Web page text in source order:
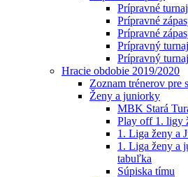
Prípravné
Prípravné
Prípravné
Prípravný
Prípravný
Hracie obdobie 2019/2020
Zoznam trénerov pre
Ženy a juniorky
MBK Stará
Play off 1. ligy
1. Liga ženy a
1. Liga ženy a
tabuľka
Súpiska tímu